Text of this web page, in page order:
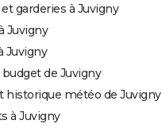
garderies à Juvigny
Juvigny
Juvigny
de Juvigny
historique météo de Juvigny
à Juvigny